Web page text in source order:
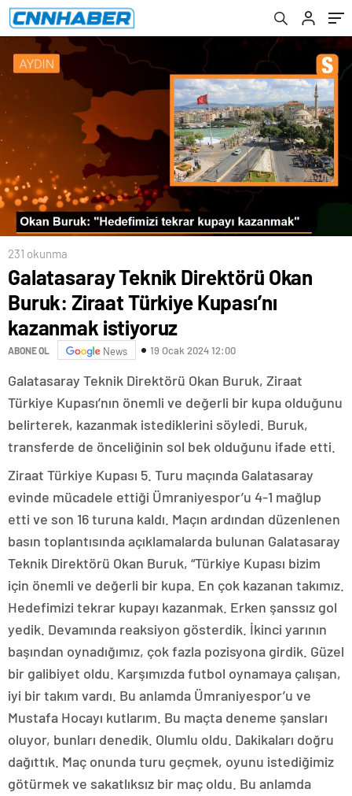
231 okunma
Galatasaray Teknik Direktörü Okan
Buruk: Ziraat Türkiye Kupası’nı
kazanmak istiyoruz
ABONE OL News 19 Ocak 2024 12:00
Galatasaray Teknik Direktörü Okan Buruk, Ziraat
Türkiye Kupası’nın önemli ve değerli bir kupa olduğunu
belirterek, kazanmak istediklerini söyledi. Buruk,
transferde de önceliğinin sol bek olduğunu ifade etti.
Ziraat Türkiye Kupası 5. Turu maçında Galatasaray
evinde mücadele ettiği Ümraniyespor’u 4-1 mağlup
etti ve son 16 turuna kaldı. Maçın ardından düzenlenen
basın toplantısında açıklamalarda bulunan Galatasaray
Teknik Direktörü Okan Buruk, “Türkiye Kupası bizim
için önemli ve değerli bir kupa. En çok kazanan takımız.
Hedefimizi tekrar kupayı kazanmak. Erken şanssız gol
yedik. Devamında reaksiyon gösterdik. İkinci yarının
başından oynadığımız, çok fazla pozisyona girdik. Güzel
bir galibiyet oldu. Karşımızda futbol oynamaya çalışan,
iyi bir takım vardı. Bu anlamda Ümraniyespor’u ve
Mustafa Hocayı kutlarım. Bu maçta deneme şansları
oluyor, bunları denedik. Olumlu oldu. Dakikaları doğru
dağıttık. Maç onunda turu geçmek, oyunu istediğimiz
götürmek ve sakatlıksız bir maç oldu. Bu anlamda